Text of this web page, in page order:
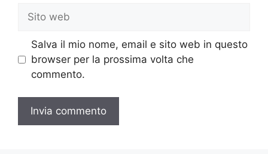
web
Salva il mio nome, email e sito web in questo
browser per la prossima volta che
commento.